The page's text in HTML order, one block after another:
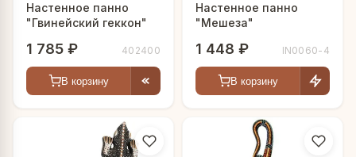
Настенное панно
"Гвинейский геккон"
1 785 ₽ 402400
В корзину
Настенное панно
"Мешеза"
1 448 ₽ IN0060-4
В корзину